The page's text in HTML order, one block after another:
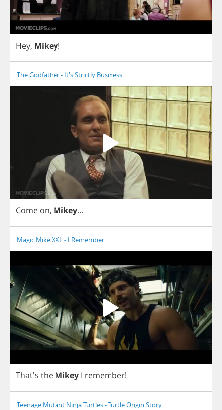
Hey, Mikey!
The Godfather - It's Strictly Business
Come on, Mikey...
Magic Mike XXL - I Remember
That's the Mikey I remember!
Teenage Mutant Ninja Turtles - Turtle Origin Story